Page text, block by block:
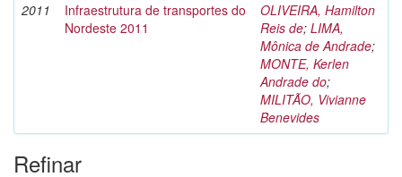
2011
Infraestrutura de transportes do
Nordeste 2011
OLIVEIRA, Hamilton
Reis de; LIMA,
Mônica de Andrade;
MONTE, Kerlen
Andrade do;
MILITÃO, Vivianne
Benevides
Refinar